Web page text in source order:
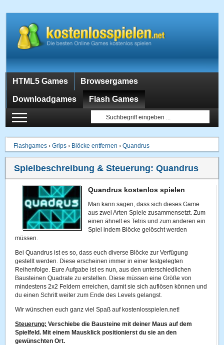
HTML5 Games Browsergames
Downloadgames Flash Games
Flashgames ›Grips › Blöcke entfernen ›Quandrus
Spielbeschreibung & Steuerung:Quandrus
Quandrus kostenlos spielen
Man kann sagen, dass sich dieses Game
aus zwei Arten Spiele zusammensetzt. Zum
einen ähnelt es Tetris und zum anderen ein
Spiel indem Blöcke gelöscht werden
müssen.
Bei Quandrus ist es so, dass euch diverse Blöcke zur Verfügung
gestellt werden. Diese erscheinen immer in einer festgelegten
Reihenfolge. Eure Aufgabe ist es nun, aus den unterschiedlichen
Bausteinen Quadrate zu erstellen. Diese müssen eine Größe von
mindestens 2x2 Feldern erreichen, damit sie sich auflösen können und
du einen Schritt weiter zum Ende des Levels gelangst.
Wir wünschen euch ganz viel Spaß auf kostenlosspielen.net!
Steuerung: Verschiebe die Bausteine mit deiner Maus auf dem
Spielfeld. Mit einem Mausklick positionierst du sie an den
gewünschten Ort.